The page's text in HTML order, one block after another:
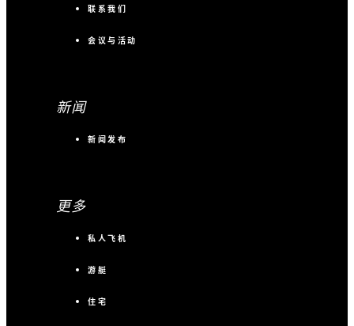
联系我们
会议与活动
新闻
新闻发布
更多
私人飞机
游艇
住宅